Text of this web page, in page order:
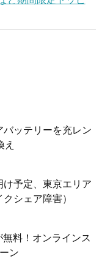
バッテリーを充レン
え
予定、東京エリア
シェア障害）
無料！オンラインス
ン